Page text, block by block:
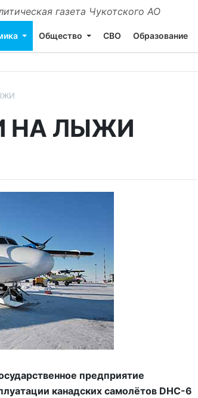
газета Чукотского АО
Общество СВО Образование
НА ЛЫЖИ
предприятие
канадских самолётов DHC-6